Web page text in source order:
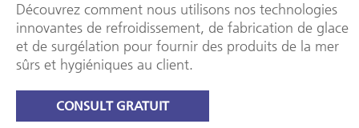
Découvrez comment nous utilisons nos technologies
innovantes de refroidissement, de fabrication de glace
et de surgélation pour fournir des produits de la mer
sûrs et hygiéniques au client.
CONSULT GRATUIT